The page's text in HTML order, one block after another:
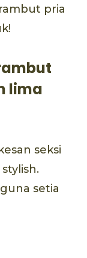
pria
lima
seksi
setia